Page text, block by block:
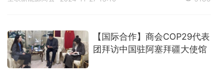
【国际合作】商会COP29代表
团拜访中国驻阿塞拜疆大使馆